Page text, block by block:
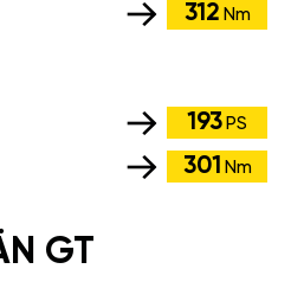
312 Nm
193 PS
301 Nm
GT